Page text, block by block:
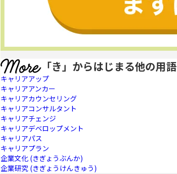
「き」からはじまる他の用語
キャリアアップ
キャリアアンカー
キャリアカウンセリング
キャリアコンサルタント
キャリアチェンジ
キャリアデベロップメント
キャリアパス
キャリアプラン
企業文化 (きぎょうぶんか)
企業研究 (きぎょうけんきゅう)